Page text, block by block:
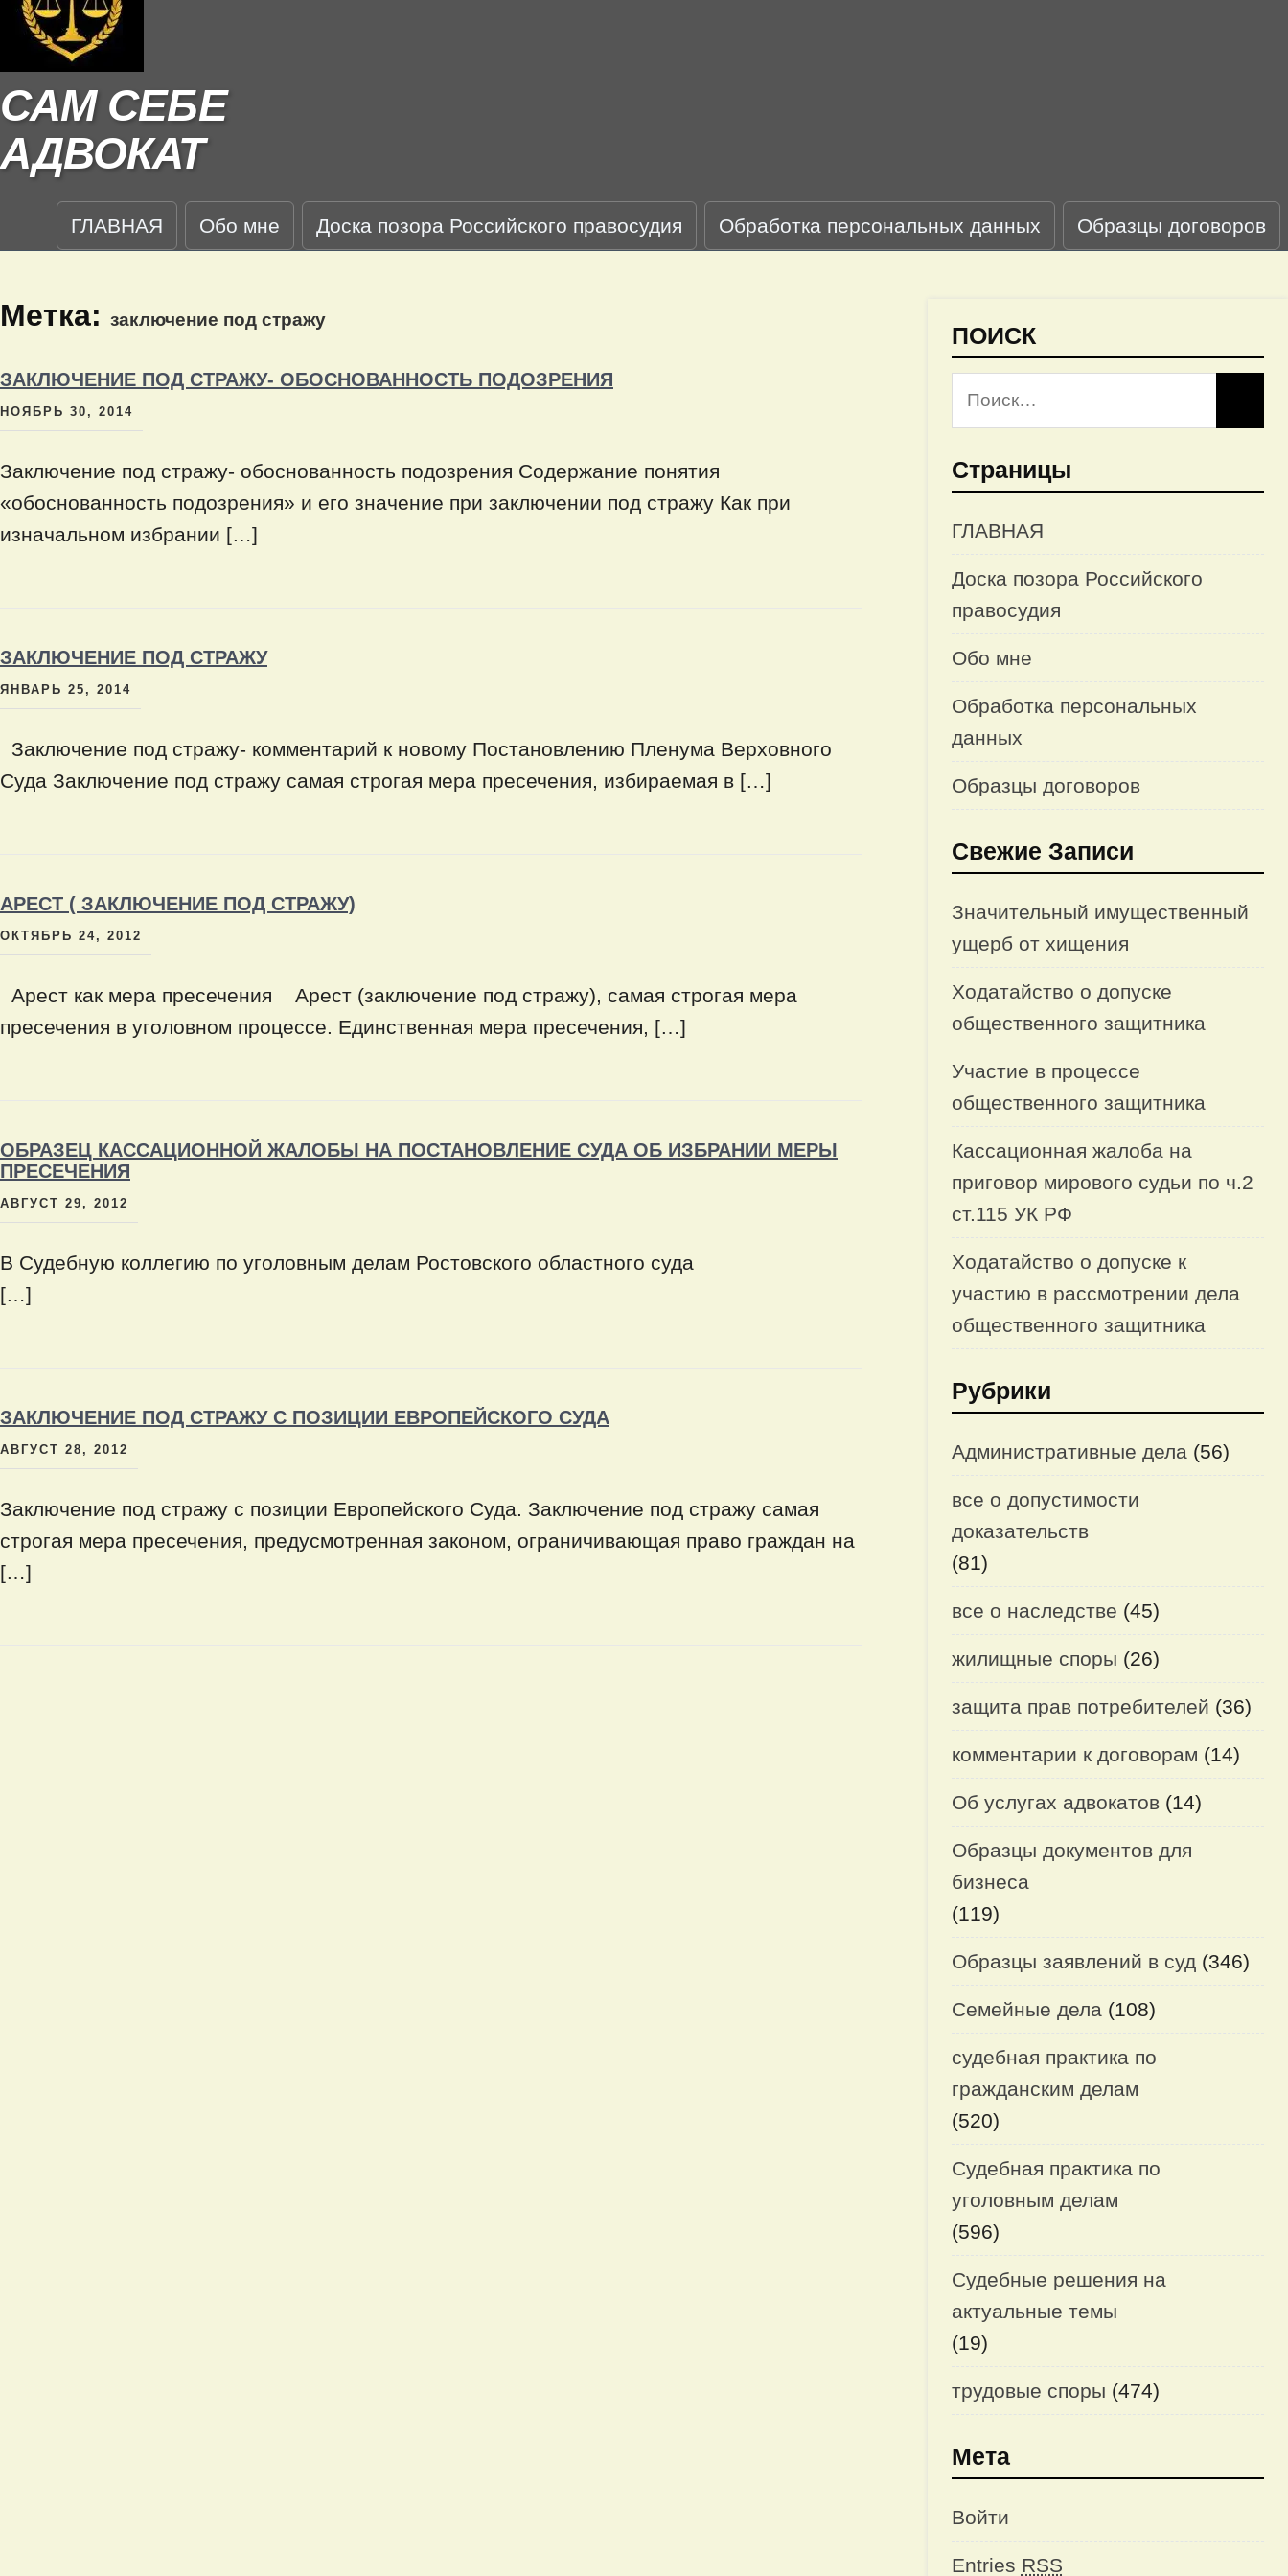
САМ СЕБЕ
АДВОКАТ
ГЛАВНАЯ Обо мне Доска позора Российского правосудия Обработка персональных данных Образцы договоров
Метка: заключение под стражу
ЗАКЛЮЧЕНИЕ ПОД СТРАЖУ- ОБОСНОВАННОСТЬ ПОДОЗРЕНИЯ
НОЯБРЬ 30, 2014
Заключение под стражу- обоснованность подозрения Содержание понятия
«обоснованность подозрения» и его значение при заключении под стражу Как при
изначальном избрании […]
ЗАКЛЮЧЕНИЕ ПОД СТРАЖУ
ЯНВАРЬ 25, 2014
Заключение под стражу- комментарий к новому Постановлению Пленума Верховного
Суда Заключение под стражу самая строгая мера пресечения, избираемая в […]
АРЕСТ ( ЗАКЛЮЧЕНИЕ ПОД СТРАЖУ)
ОКТЯБРЬ 24, 2012
Арест как мера пресечения Арест (заключение под стражу), самая строгая мера
пресечения в уголовном процессе. Единственная мера пресечения, […]
ОБРАЗЕЦ КАССАЦИОННОЙ ЖАЛОБЫ НА ПОСТАНОВЛЕНИЕ СУДА ОБ ИЗБРАНИИ МЕРЫ
ПРЕСЕЧЕНИЯ
АВГУСТ 29, 2012
В Судебную коллегию по уголовным делам Ростовского областного суда
[…]
ЗАКЛЮЧЕНИЕ ПОД СТРАЖУ С ПОЗИЦИИ ЕВРОПЕЙСКОГО СУДА
АВГУСТ 28, 2012
Заключение под стражу с позиции Европейского Суда. Заключение под стражу самая
строгая мера пресечения, предусмотренная законом, ограничивающая право граждан на
[…]
ПОИСК
Страницы
ГЛАВНАЯ
Доска позора Российского
правосудия
Обо мне
Обработка персональных
данных
Образцы договоров
Свежие Записи
Значительный имущественный
ущерб от хищения
Ходатайство о допуске
общественного защитника
Участие в процессе
общественного защитника
Кассационная жалоба на
приговор мирового судьи по ч.2
ст.115 УК РФ
Ходатайство о допуске к
участию в рассмотрении дела
общественного защитника
Рубрики
Административные дела(56)
все о допустимости
доказательств
(81)
все о наследстве (45)
жилищные споры (26)
защита прав потребителей (36)
комментарии к договорам (14)
Об услугах адвокатов(14)
Образцы документов для
бизнеса
(119)
Образцы заявлений в суд(346)
Семейные дела(108)
судебная практика по
гражданским делам
(520)
Судебная практика по
уголовным делам
(596)
Судебные решения на
актуальные темы
(19)
трудовые споры (474)
Мета
Войти
Entries RSS